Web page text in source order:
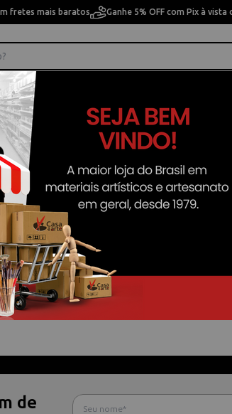
fretes mais baratos Ganhe 5% OFF com Pix à vista
sua pesquisa. Por favor, tente com outros
Cofre em Casa da Arte
Cofre por . Faça seu pedido e pague-o online.
de